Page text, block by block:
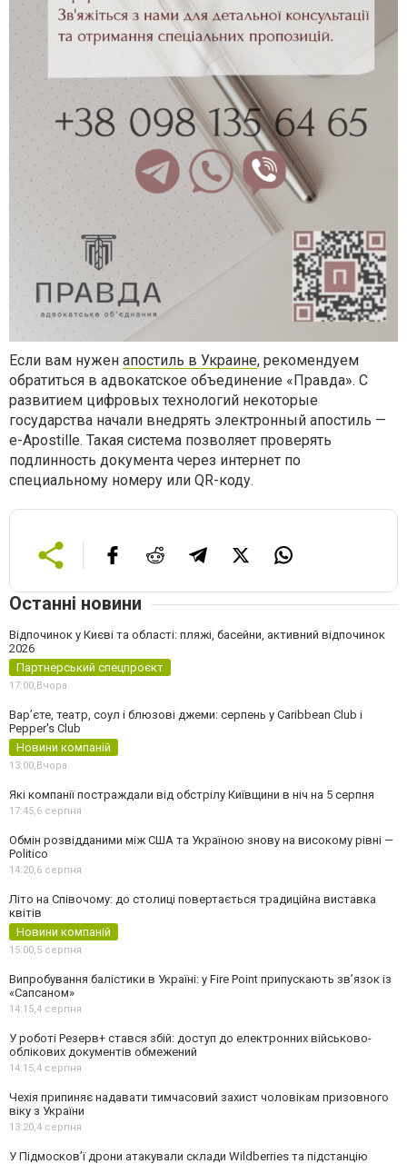
Если вам нужен апостиль в Украине, рекомендуем
обратиться в адвокатское объединение «Правда». С
развитием цифровых технологий некоторые
государства начали внедрять электронный апостиль —
e-Apostille. Такая система позволяет проверять
подлинность документа через интернет по
специальному номеру или QR-коду.
Останні новини
Відпочинок у Києві та області: пляжі, басейни, активний відпочинок
2026
Партнерський спецпроєкт
17:00, Вчора
Вар’єте, театр, соул і блюзові джеми: серпень у Caribbean Club і
Pepper's Club
Новини компаній
13:00, Вчора
Які компанії постраждали від обстрілу Київщини в ніч на 5 серпня
17:45, 6 серпня
Обмін розвідданими між США та Україною знову на високому рівні —
Politico
14:20, 6 серпня
Літо на Співочому: до столиці повертається традиційна виставка
квітів
Новини компаній
15:00, 5 серпня
Випробування балістики в Україні: у Fire Point припускають зв’язок із
«Сапсаном»
14:15, 4 серпня
У роботі Резерв+ стався збій: доступ до електронних військово-
облікових документів обмежений
14:15, 4 серпня
Чехія припиняє надавати тимчасовий захист чоловікам призовного
віку з України
13:20, 4 серпня
У Підмосков’ї дрони атакували склади Wildberries та підстанцію